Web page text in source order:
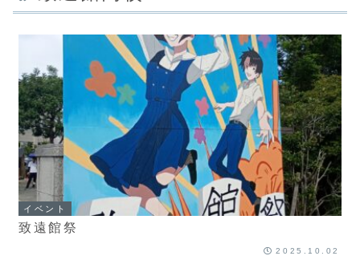
イベント
致遠館祭
2025.10.02